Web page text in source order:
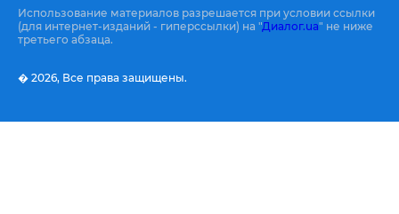
Использование материалов разрешается при условии ссылки
(для интернет-изданий - гиперссылки) на "Диалог.ua" не ниже
третьего абзаца.
� 2026, Все права защищены.